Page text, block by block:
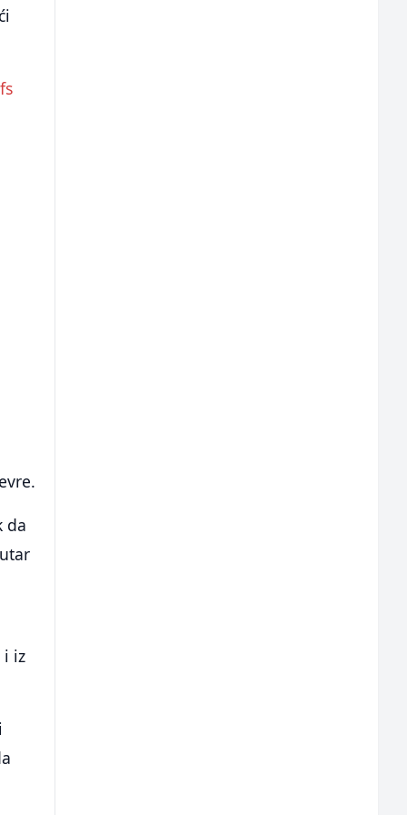
da
i iz